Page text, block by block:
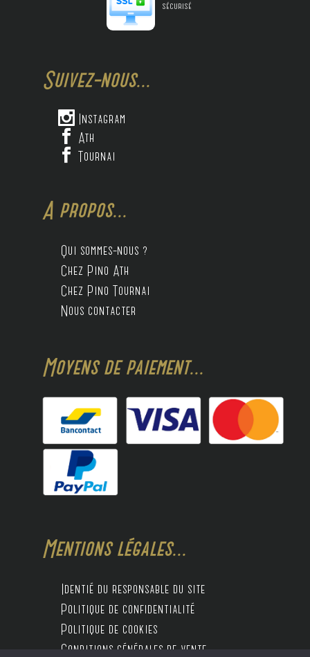
sécurisé
Suivez-nous...
 Instagram
 Ath
 Tournai
A propos...
Qui sommes-nous ?
Chez Pino Ath
Chez Pino Tournai
Nous contacter
Moyens de paiement...
Mentions légales...
Identié du responsable du site
Politique de confidentialité
Politique de cookies
Conditions générales de vente